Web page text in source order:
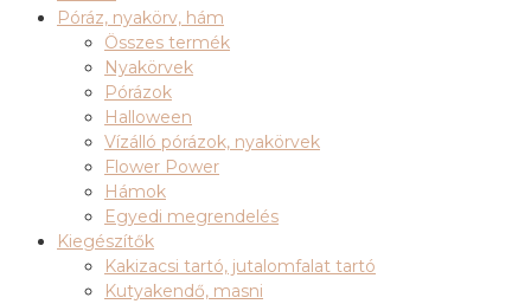
Póráz, nyakörv, hám
Összes termék
Nyakörvek
Pórázok
Halloween
Vízálló pórázok, nyakörvek
Flower Power
Hámok
Egyedi megrendelés
Kiegészítők
Kakizacsi tartó, jutalomfalat tartó
Kutyakendő, masni